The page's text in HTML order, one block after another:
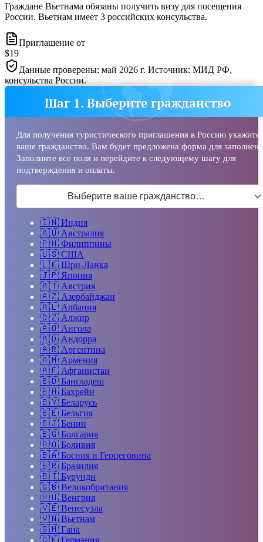
Граждане Вьетнама обязаны получить визу для посещения
России. Вьетнам имеет 3 российских консульства.
Приглашение от
$19
Данные проверены: май 2026 г. Источник: МИД РФ,
консульства России.
Шаг 1. Выберите гражданство
Для получения туристического приглашения в Россию укажите
ваше гражданство. Вам будет предложена форма для
Заполните все поля и перейдите к следующему шагу для
подтверждения и оплаты.
Выберите ваше гражданство…
🇮🇳 Индия
🇦🇺 Австралия
🇵🇭 Филиппины
🇺🇸 США
🇱🇰 Шри-Ланка
🇯🇵 Япония
🇦🇹 Австрия
🇦🇿 Азербайджан
🇦🇱 Албания
🇩🇿 Алжир
🇦🇴 Ангола
🇦🇩 Андорра
🇦🇷 Аргентина
🇦🇲 Армения
🇦🇫 Афганистан
🇧🇩 Бангладеш
🇧🇭 Бахрейн
🇧🇾 Беларусь
🇧🇪 Бельгия
🇧🇯 Бенин
🇧🇬 Болгария
🇧🇴 Боливия
🇧🇦 Босния и Герцеговина
🇧🇷 Бразилия
🇧🇮 Бурунди
🇬🇧 Великобритания
🇭🇺 Венгрия
🇻🇪 Венесуэла
🇻🇳 Вьетнам
🇬🇭 Гана
🇩🇪 Германия